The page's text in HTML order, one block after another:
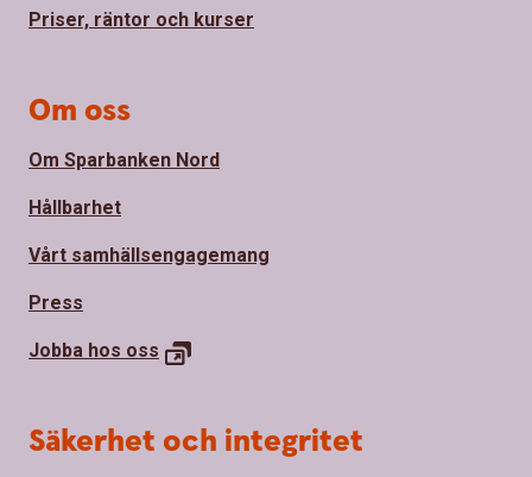
Priser, räntor och kurser
Om oss
Om Sparbanken Nord
Hållbarhet
Vårt samhällsengagemang
Press
Jobba hos oss
Säkerhet och integritet